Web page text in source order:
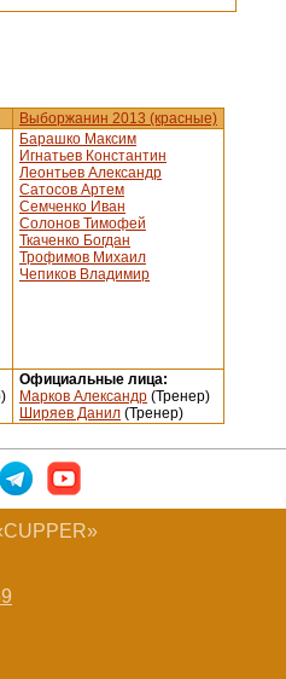
Выборжанин 2013 (красные)
Барашко Максим
Игнатьев Константин
Леонтьев Александр
Сатосов Артем
Семченко Иван
Солонов Тимофей
Ткаченко Богдан
Трофимов Михаил
Чепиков Владимир
Официальные лица:
Марков Александр (Тренер)
Ширяев Данил (Тренер)